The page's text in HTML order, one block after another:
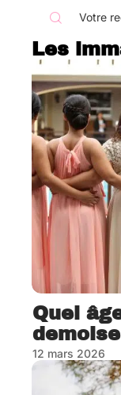
Les
Quel
12 mars 2026